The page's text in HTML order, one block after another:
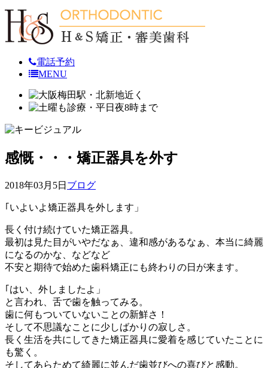
電話予約
MENU
感慨・・・矯正器具を外す
2018年03月5日 ブログ
｢いよいよ矯正器具を外します」
長く付け続けていた矯正器具。
最初は見た目がいやだなぁ、違和感があるなぁ、本当に綺麗
になるのかな、などなど
不安と期待で始めた歯科矯正にも終わりの日が来ます。
｢はい、外しましたよ」
と言われ、舌で歯を触ってみる。
歯に何もついていないことの新鮮さ！
そして不思議なことに少しばかりの寂しさ。
長く生活を共にしてきた矯正器具に愛着を感じていたことに
も驚く。
そしてあらためて綺麗に並んだ歯並びへの喜びと感動。